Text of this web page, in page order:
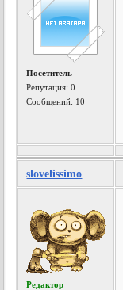
Посетитель
Репутация:0
Сообщений: 10
slovelissimo
Редактор